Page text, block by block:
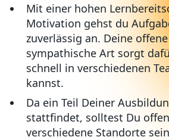
Mit einer hohen
Motivation gehst du
zuverlässig an. Deine
sympathische Art sorgt
schnell in verschiedenen
kannst.
Da ein Teil Deiner
stattfindet, solltest Du
verschiedene Standorte